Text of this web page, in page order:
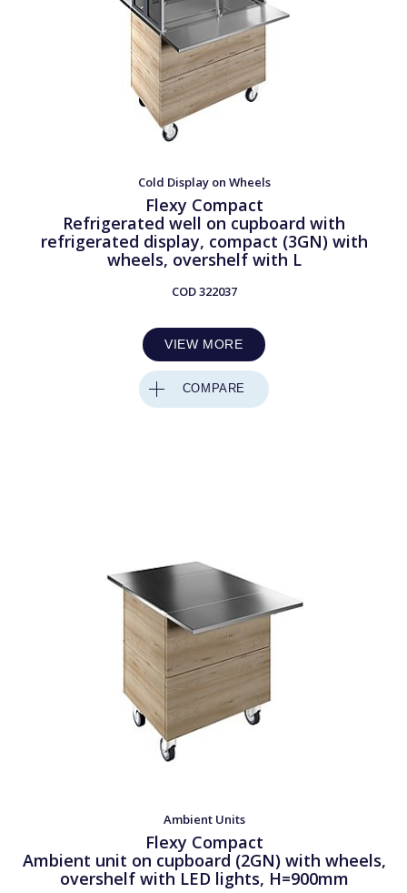
Subcategory
Drop-in Hot
Drop-in Cold
Neutral Units
Others
243PRODUCTS RESET
Cold Display on Wheels
Flexy Compact
Refrigerated well on cupboard with
refrigerated display, compact (3GN) with
wheels, overshelf with L
COD322037
VIEW MORE
COMPARE
Ambient Units
Flexy Compact
Ambient unit on cupboard (2GN) with wheels,
overshelf with LED lights, H=900mm